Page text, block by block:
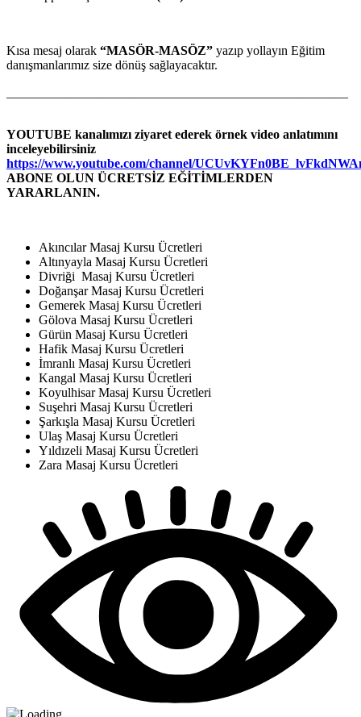
Kısa mesaj olarak “MASÖR-MASÖZ” yazıp yollayın Eğitim
danışmanlarımız size dönüş sağlayacaktır.
YOUTUBE kanalımızı ziyaret ederek örnek video anlatımını
inceleyebilirsiniz
https://www.youtube.com/channel/
ABONE OLUN ÜCRETSİZ EĞİTİMLERDEN
YARARLANIN.
Akıncılar Masaj Kursu Ücretleri
Altınyayla Masaj Kursu Ücretleri
Divriği Masaj Kursu Ücretleri
Doğanşar Masaj Kursu Ücretleri
Gemerek Masaj Kursu Ücretleri
Gölova Masaj Kursu Ücretleri
Gürün Masaj Kursu Ücretleri
Hafik Masaj Kursu Ücretleri
İmranlı Masaj Kursu Ücretleri
Kangal Masaj Kursu Ücretleri
Koyulhisar Masaj Kursu Ücretleri
Suşehri Masaj Kursu Ücretleri
Şarkışla Masaj Kursu Ücretleri
Ulaş Masaj Kursu Ücretleri
Yıldızeli Masaj Kursu Ücretleri
Zara Masaj Kursu Ücretleri